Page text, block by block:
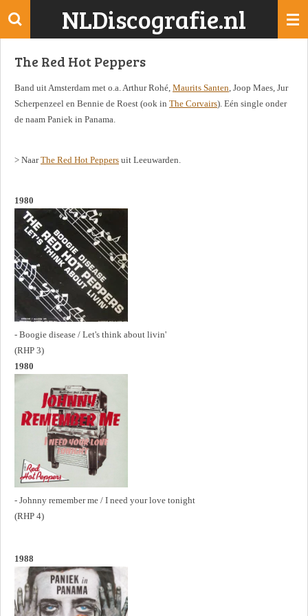
Ga
de
NLDiscografie.nl
The Red Hot Peppers
Band uit Amsterdam met o.a. Arthur Rohé, Maurits Santen, Joop Maes, Jur
Scherpenzeel en Bennie de Roest (ook in The Corvairs). Eén single onder
de naam Paniek in Panama.
> NaarThe Red Hot Peppers uit Leeuwarden.
1980
- Boogie disease / Let's think about livin'
(RHP 3)
1980
- Johnny remember me / I need your love tonight
(RHP 4)
1988